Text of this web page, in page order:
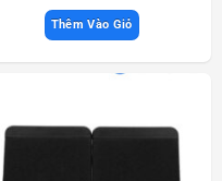
Thêm Vào Giỏ